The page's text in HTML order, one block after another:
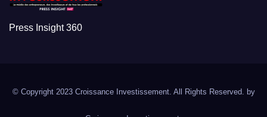
Press Insight 360
© Copyright 2023 Croissance Investissement. All Rights Reserved. by